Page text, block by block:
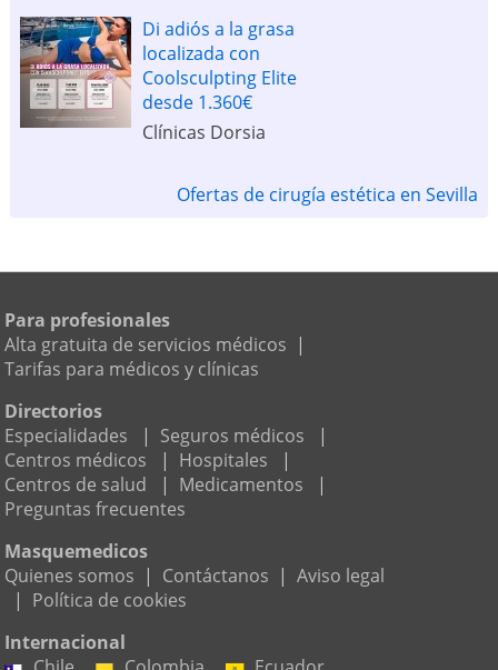
Di adiós a la grasa
localizada con
Coolsculpting Elite
desde 1.360€
Clínicas Dorsia
Ofertas de cirugía estética en Sevilla
Para profesionales
Alta gratuita de servicios médicos |
Tarifas para médicos y clínicas
Directorios
Especialidades
| Seguros médicos
|
Centros médicos
| Hospitales
|
Centros de salud
| Medicamentos
|
Preguntas frecuentes
Masquemedicos
Quienes somos | Contáctanos | Aviso legal
| Política de cookies
Internacional